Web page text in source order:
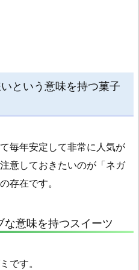
という意味を持つ菓子
毎年安定して非常に人気が
意しておきたいのが「ネガ
存在です。
意味を持つスイーツ
です。